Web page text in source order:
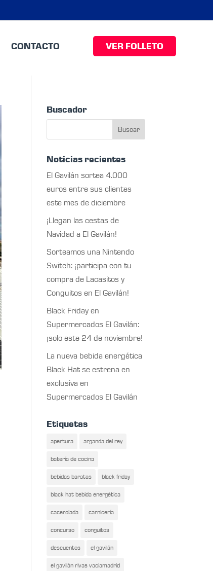
CONTACTO VER FOLLETO
Buscador
Noticias recientes
El Gavilán sortea 4.000
euros entre sus clientes
este mes de diciembre
¡Llegan las cestas de
Navidad a El Gavilán!
Sorteamos una Nintendo
Switch: ¡participa con tu
compra de Lacasitos y
Conguitos en El Gavilán!
Black Friday en
Supermercados El Gavilán:
¡solo este 24 de noviembre!
La nueva bebida energética
Black Hat se estrena en
exclusiva en
Supermercados El Gavilán
Etiquetas
apertura arganda del rey
batería de cocina
bebidas baratas black friday
black hat bebida energética
cacerolada carnicería
concurso conguitos
descuentos el gavilán
el gavilán rivas vaciamadrid